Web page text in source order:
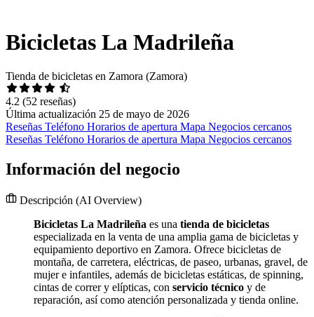
Bicicletas La Madrileña
Tienda de bicicletas en Zamora (Zamora)
4.2 (52 reseñas)
Última actualización 25 de mayo de 2026
Reseñas Teléfono Horarios de apertura Mapa Negocios cercanos
Reseñas Teléfono Horarios de apertura Mapa Negocios cercanos
Información del negocio
Descripción (AI Overview)
Bicicletas La Madrileña es una tienda de bicicletas
especializada en la venta de una amplia gama de bicicletas y
equipamiento deportivo en Zamora. Ofrece bicicletas de
montaña, de carretera, eléctricas, de paseo, urbanas, gravel, de
mujer e infantiles, además de bicicletas estáticas, de spinning,
cintas de correr y elípticas, con servicio técnico y de
reparación, así como atención personalizada y tienda online.